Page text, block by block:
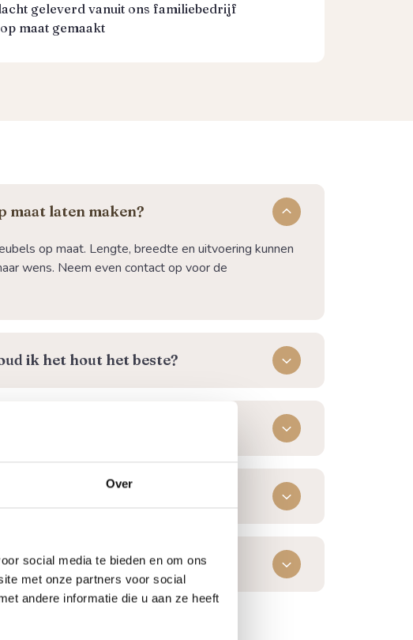
Over
social media te bieden en om ons
met onze partners voor social
andere informatie die u aan ze heeft
geleverd vanuit ons familiebedrijf
maat gemaakt
maat laten maken?
op maat. Lengte, breedte en uitvoering kunnen
wens. Neem even contact op voor de
ik het hout het beste?
bestelling geleverd?